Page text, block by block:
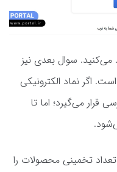
می‌کنید. سوال بعدی نیز
است. اگر نماد الکترونیکی
می‌گیرد؛ اما تا
تخمینی محصولات را